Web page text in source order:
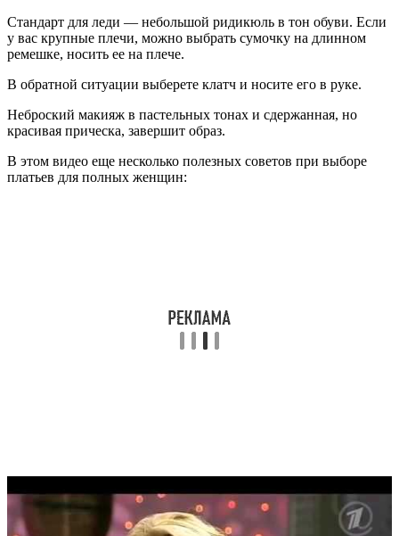
Стандарт для леди — небольшой ридикюль в тон обуви. Если
у вас крупные плечи, можно выбрать сумочку на длинном
ремешке, носить ее на плече.
В обратной ситуации выберете клатч и носите его в руке.
Неброский макияж в пастельных тонах и сдержанная, но
красивая прическа, завершит образ.
В этом видео еще несколько полезных советов при выборе
платьев для полных женщин: